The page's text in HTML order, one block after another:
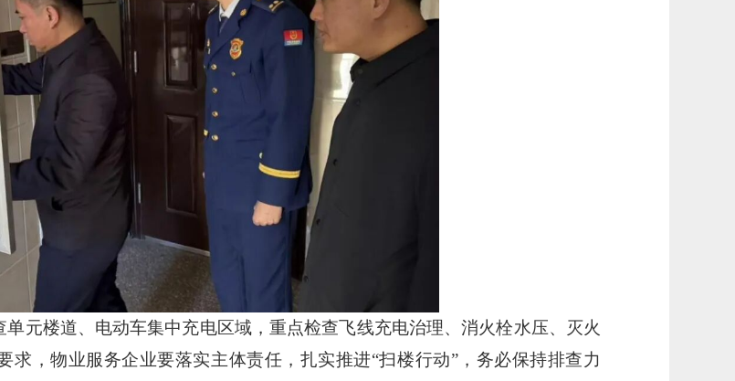
元楼道、电动车集中充电区域，重点检查飞线充电治理、消火栓水压、灭火
求，物业服务企业要落实主体责任，扎实推进“扫楼行动”，务必保持排查力